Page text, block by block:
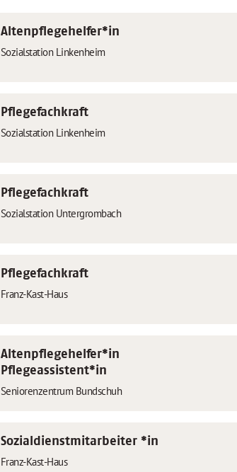
Altenpflegehelfer*in
Sozialstation Linkenheim
Pflegefachkraft
Sozialstation Linkenheim
Pflegefachkraft
Sozialstation Untergrombach
Pflegefachkraft
Franz-Kast-Haus
Altenpflegehelfer*in
Pflegeassistent*in
Seniorenzentrum Bundschuh
Sozialdienstmitarbeiter *in
Franz-Kast-Haus